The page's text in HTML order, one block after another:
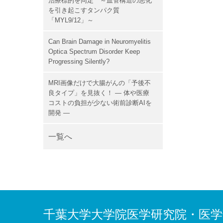
を引き起こすタンパク質
「MYL9/12」～
Can Brain Damage in Neuromyelitis
Optica Spectrum Disorder Keep
Progressing Silently?
MRI画像だけで大腸がんの「予後不
良タイプ」を見抜く！ ― 体や医療
コストの負担が少ない術前診断AIを
開発 ―
一覧へ
千葉大学大学院医学研究院・医